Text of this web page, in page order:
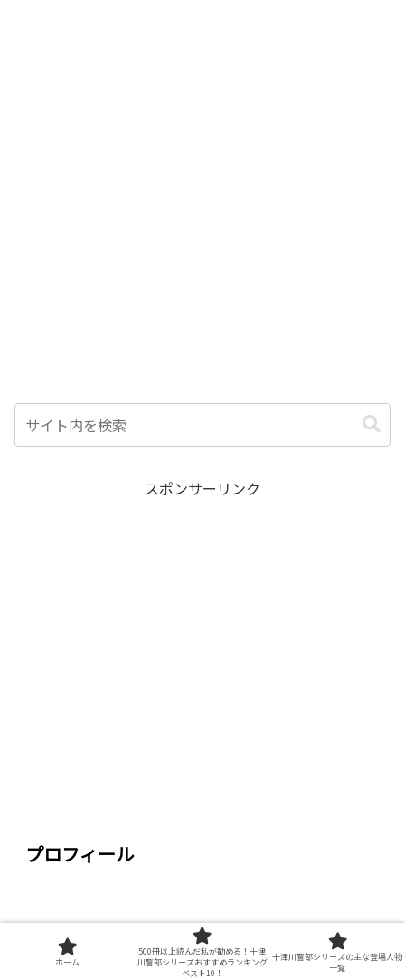
スポンサーリンク
プロフィール
ホーム
500冊以上読んだ私が勧める！十津
川警部シリーズおすすめランキング
ベスト10！
十津川警部シリーズの主な登場人物
一覧